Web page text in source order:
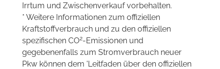
Irrtum und Zwischenverkauf vorbehalten.
* Weitere Informationen zum offiziellen
Kraftstoffverbrauch und zu den offiziellen
spezifischen CO2-Emissionen und
gegebenenfalls zum Stromverbrauch neuer
Pkw können dem 'Leitfaden über den offiziellen